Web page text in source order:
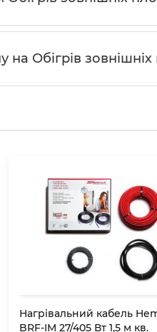
на Обігрів
Нагрівальний кабель
BRF-IM 27/405 Вт 1,5 м кв.